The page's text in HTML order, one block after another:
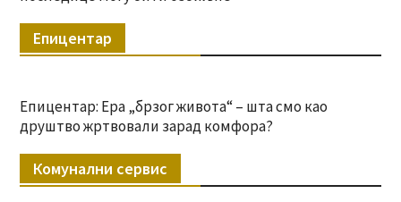
Епицентар
Епицентар: Ера „брзог живота“ – шта смо као
друштво жртвовали зарад комфора?
Комунални сервис